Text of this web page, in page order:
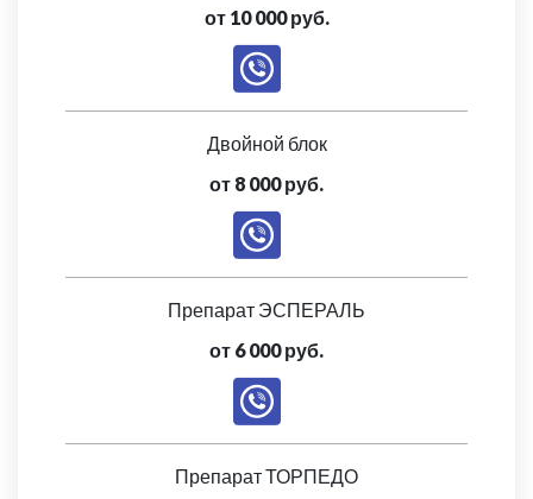
от 10 000 руб.
Двойной блок
от 8 000 руб.
Препарат ЭСПЕРАЛЬ
от 6 000 руб.
Препарат ТОРПЕДО